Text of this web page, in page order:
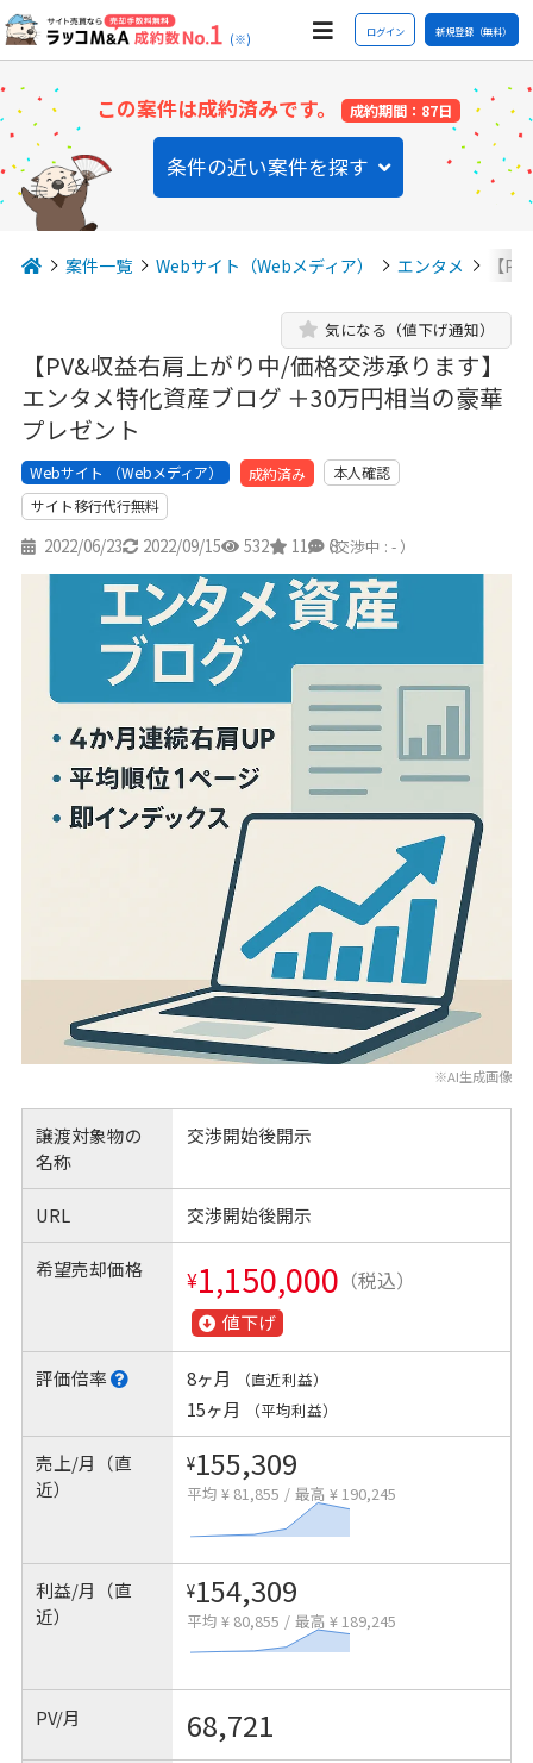
(※) ログイン 新規登録（無料）
この案件は成約済みです。 成約期間：87日
条件の近い案件を探す
案件一覧 Webサイト（Webメディア） エンタメ 【
【PV&収益右肩上がり中/価格交渉承ります】
エンタメ特化資産ブログ ＋30万円相当の豪華
プレゼント
気になる（値下げ通知）
Webサイト （Webメディア） 成約済み
本人確認
サイト移行代行無料
2022/06/23 2022/09/15 532 11 8
（交渉中 : - ）
※AI生成画像
譲渡対象物の
名称
交渉開始後開示
URL 交渉開始後開示
希望売却価格 ¥1,150,000 （税込）
値下げ
評価倍率 8ヶ月 （直近利益）
15ヶ月 （平均利益）
売上/月（直
近）
¥155,309
平均 ¥ 81,855 / 最高 ¥ 190,245
利益/月（直
近）
¥154,309
平均 ¥ 80,855 / 最高 ¥ 189,245
PV/月 68,721